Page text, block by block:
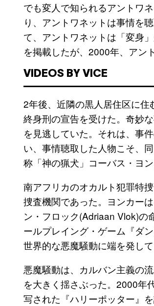
でも変人で知られるアントワ
り、アントワネットは事情を
て、アントワネットは「変身
を掲載したが、2000年、アン
VIDEOS BY VICE
2年後、近隣の黒人居住区に住
終身刑の宣告を受けた。奇妙
を見逃していた。それは、事
い、事情聴取した人物こそ、
称「神の猟犬」コーバス・ヨ
南アフリカのオカルト犯罪特
捜査機関であった。ヨンカー
ン・フロック(Adriaan Vlok)の
ールプレイング・ゲーム『ダ
世界的な悪魔騒動に端を発して
悪魔騒動は、カルバン主義の
を大きく揺さぶった。2000年
写された『ハリーポッター』